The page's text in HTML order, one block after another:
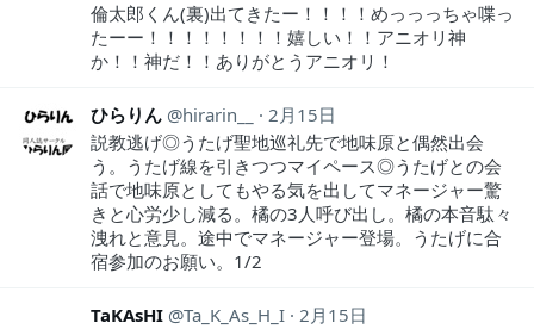
倫太郎くん(裏)出てきたー！！！！めっっっちゃ喋っ
たーー！！！！！！！！嬉しい！！アニオリ神
か！！神だ！！ありがとうアニオリ！
ひらりん hirarin__
2月15日
説教逃げ◎うたげ聖地巡礼先で地味原と偶然出会
う。うたげ線を引きつつマイペース◎うたげとの会
話で地味原としてもやる気を出してマネージャー驚
きと心労少し減る。橘の3人呼び出し。橘の本音駄々
洩れと意見。途中でマネージャー登場。うたげに合
宿参加のお願い。1/2
TaKAsHI Ta_K_As_H_I 2月15日